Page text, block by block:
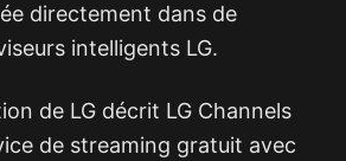
directement dans de
intelligents LG.
de LG décrit LG Channels
de streaming gratuit avec